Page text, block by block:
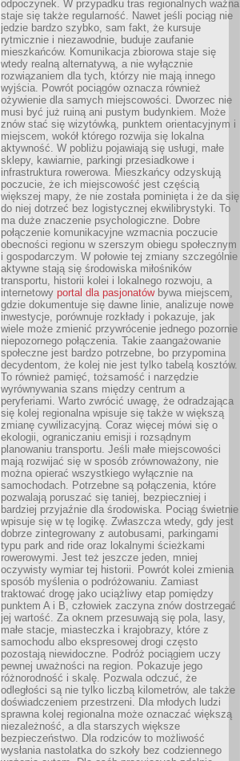
odpoczynek. W przypadku tras regionalnych ważna
staje się także regularność. Nawet jeśli pociąg nie
jedzie bardzo szybko, sam fakt, że kursuje
rytmicznie i niezawodnie, buduje zaufanie
mieszkańców. Komunikacja zbiorowa staje się
wtedy realną alternatywą, a nie wyłącznie
rozwiązaniem dla tych, którzy nie mają innego
wyjścia. Powrót pociągów oznacza również
ożywienie dla samych miejscowości. Dworzec nie
musi być już ruiną ani pustym budynkiem. Może
znów stać się wizytówką, punktem orientacyjnym i
miejscem, wokół którego rozwija się lokalna
aktywność. W pobliżu pojawiają się usługi, małe
sklepy, kawiarnie, parkingi przesiadkowe i
infrastruktura rowerowa. Mieszkańcy odzyskują
poczucie, że ich miejscowość jest częścią
większej mapy, że nie została pominięta i że da się
do niej dotrzeć bez logistycznej ekwilibrystyki. To
ma duże znaczenie psychologiczne. Dobre
połączenie komunikacyjne wzmacnia poczucie
obecności regionu w szerszym obiegu społecznym
i gospodarczym. W połowie tej zmiany szczególnie
aktywne stają się środowiska miłośników
transportu, historii kolei i lokalnego rozwoju, a
internetowy portal dla pasjonatówbywa miejscem,
gdzie dokumentuje się dawne linie, analizuje nowe
inwestycje, porównuje rozkłady i pokazuje, jak
wiele może zmienić przywrócenie jednego pozornie
niepozornego połączenia. Takie zaangażowanie
społeczne jest bardzo potrzebne, bo przypomina
decydentom, że kolej nie jest tylko tabelą kosztów.
To również pamięć, tożsamość i narzędzie
wyrównywania szans między centrum a
peryferiami. Warto zwrócić uwagę, że odradzająca
się kolej regionalna wpisuje się także w większą
zmianę cywilizacyjną. Coraz więcej mówi się o
ekologii, ograniczaniu emisji i rozsądnym
planowaniu transportu. Jeśli małe miejscowości
mają rozwijać się w sposób zrównoważony, nie
można opierać wszystkiego wyłącznie na
samochodach. Potrzebne są połączenia, które
pozwalają poruszać się taniej, bezpieczniej i
bardziej przyjaźnie dla środowiska. Pociąg świetnie
wpisuje się w tę logikę. Zwłaszcza wtedy, gdy jest
dobrze zintegrowany z autobusami, parkingami
typu park and ride oraz lokalnymi ścieżkami
rowerowymi. Jest też jeszcze jeden, mniej
oczywisty wymiar tej historii. Powrót kolei zmienia
sposób myślenia o podróżowaniu. Zamiast
traktować drogę jako uciążliwy etap pomiędzy
punktem A i B, człowiek zaczyna znów dostrzegać
jej wartość. Za oknem przesuwają się pola, lasy,
małe stacje, miasteczka i krajobrazy, które z
samochodu albo ekspresowej drogi często
pozostają niewidoczne. Podróż pociągiem uczy
pewnej uważności na region. Pokazuje jego
różnorodność i skalę. Pozwala odczuć, że
odległości są nie tylko liczbą kilometrów, ale także
doświadczeniem przestrzeni. Dla młodych ludzi
sprawna kolej regionalna może oznaczać większą
niezależność, a dla starszych większe
bezpieczeństwo. Dla rodziców to możliwość
wysłania nastolatka do szkoły bez codziennego